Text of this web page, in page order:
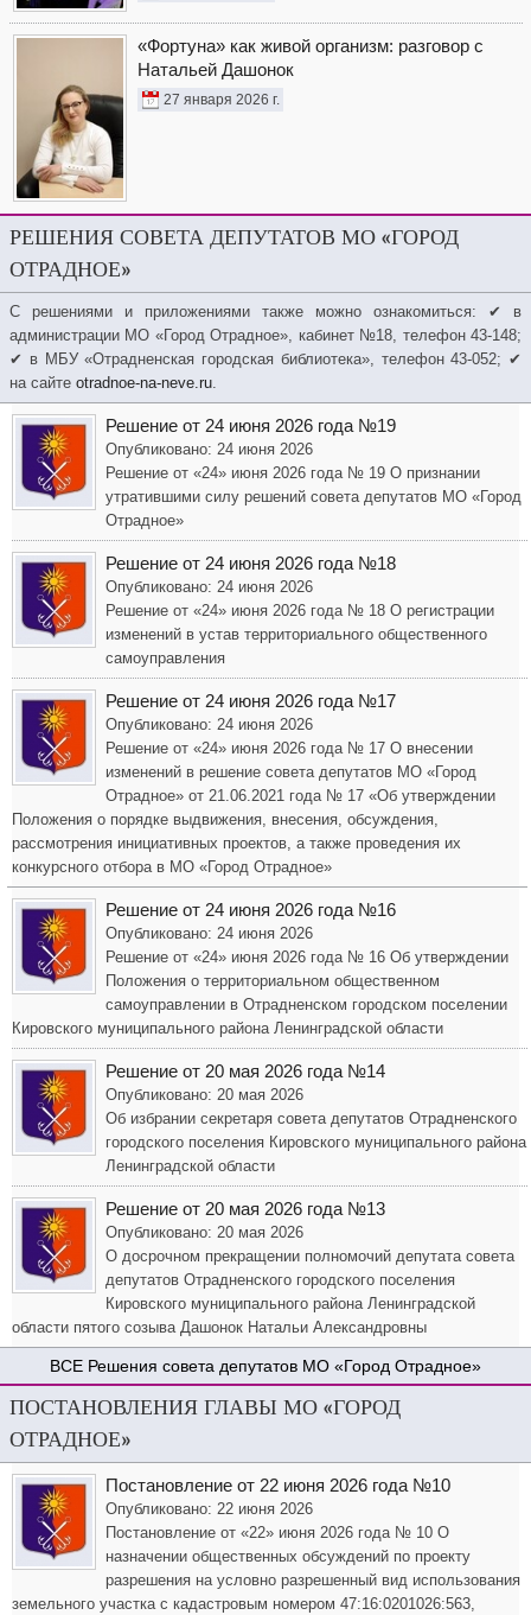
«Фортуна» как живой организм: разговор с
Натальей Дашонок
27 января 2026 г.
РЕШЕНИЯ СОВЕТА ДЕПУТАТОВ МО «ГОРОД
ОТРАДНОЕ»
С решениями и приложениями также можно ознакомиться: ✔ в
администрации МО «Город Отрадное», кабинет №18, телефон 43-148;
✔ в МБУ «Отрадненская городская библиотека», телефон 43-052; ✔
на сайте otradnoe-na-neve.ru.
Решение от 24 июня 2026 года №19
Опубликовано: 24 июня 2026
Решение от «24» июня 2026 года № 19 О признании
утратившими силу решений совета депутатов МО «Город
Отрадное»
Решение от 24 июня 2026 года №18
Опубликовано: 24 июня 2026
Решение от «24» июня 2026 года № 18 О регистрации
изменений в устав территориального общественного
самоуправления
Решение от 24 июня 2026 года №17
Опубликовано: 24 июня 2026
Решение от «24» июня 2026 года № 17 О внесении
изменений в решение совета депутатов МО «Город
Отрадное» от 21.06.2021 года № 17 «Об утверждении
Положения о порядке выдвижения, внесения, обсуждения,
рассмотрения инициативных проектов, а также проведения их
конкурсного отбора в МО «Город Отрадное»
Решение от 24 июня 2026 года №16
Опубликовано: 24 июня 2026
Решение от «24» июня 2026 года № 16 Об утверждении
Положения о территориальном общественном
самоуправлении в Отрадненском городском поселении
Кировского муниципального района Ленинградской области
Решение от 20 мая 2026 года №14
Опубликовано: 20 мая 2026
Об избрании секретаря совета депутатов Отрадненского
городского поселения Кировского муниципального района
Ленинградской области
Решение от 20 мая 2026 года №13
Опубликовано: 20 мая 2026
О досрочном прекращении полномочий депутата совета
депутатов Отрадненского городского поселения
Кировского муниципального района Ленинградской
области пятого созыва Дашонок Натальи Александровны
Решения совета депутатов МО «Город Отрадное»
ПОСТАНОВЛЕНИЯ ГЛАВЫ МО «ГОРОД
ОТРАДНОЕ»
Постановление от 22 июня 2026 года №10
Опубликовано: 22 июня 2026
Постановление от «22» июня 2026 года № 10 О
назначении общественных обсуждений по проекту
разрешения на условно разрешенный вид использования
земельного участка с кадастровым номером 47:16:0201026:563,